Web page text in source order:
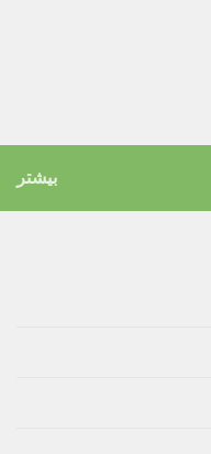
بیشتر